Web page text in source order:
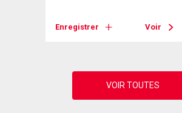
Enregistrer Voir